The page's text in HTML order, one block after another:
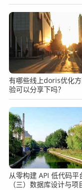
有哪些线上doris优化
验可以分享下吗？
从零构建 API 低代码平
（三）数据库设计与项